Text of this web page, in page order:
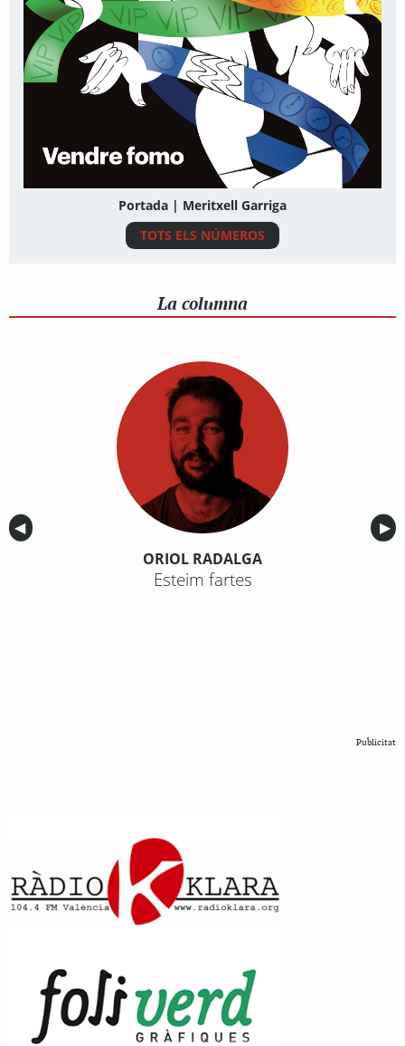
Portada | Meritxell Garriga
TOTS ELS NÚMEROS
La columna
Anterior
◀︎ ▶︎
ORIOL RADALGA
Esteim fartes
Publicitat